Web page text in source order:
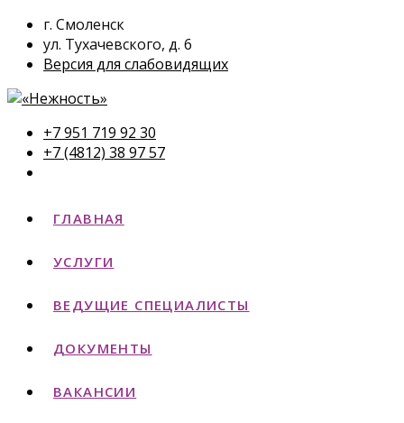
г. Смоленск
ул. Тухачевского, д. 6
Версия для слабовидящих
+7 951 719 92 30
+7 (4812) 38 97 57
ГЛАВНАЯ
УСЛУГИ
ВЕДУЩИЕ СПЕЦИАЛИСТЫ
ДОКУМЕНТЫ
ВАКАНСИИ